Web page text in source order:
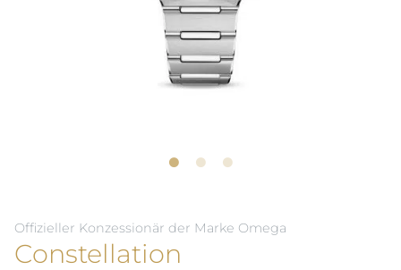
Offizieller Konzessionär der Marke Omega
Constellation